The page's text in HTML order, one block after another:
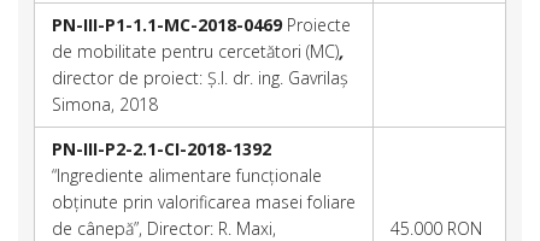
PN-III-P1-1.1-MC-2018-0469 Proiecte
de mobilitate pentru cercetători (MC),
director de proiect: Ș.l. dr. ing. Gavrilaș
Simona, 2018
PN-III-P2-2.1-CI-2018-1392
“Ingrediente alimentare funcționale
obținute prin valorificarea masei foliare
de cânepă”, Director: R. Maxi,
45.000 RON